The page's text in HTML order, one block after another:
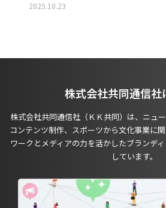
2025.10.23
株式会社共同通信社
株式会社共同通信社（ＫＫ共同）は、ニュ
コンテンツ制作、スポーツから文化事業に
ワークとメディアの力を活かしたブランデ
しています。